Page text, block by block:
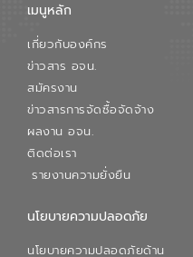
เมนูหลัก
เกี่ยวกับองค์กร
ข่าวสาร อจน.
สมัครงาน
ข่าวสารการจัดซื้อจัดจ้าง
ผลงาน อจน.
ติดต่อเรา
รายงานความยั่งยืน
นโยบายความปลอดภัย
นโยบายความปลอดภัยด้าน